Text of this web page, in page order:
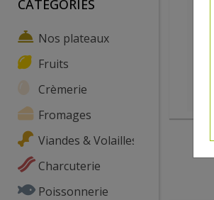
CATEGORIES
Nos plateaux
Fruits
Crèmerie
Fromages
Viandes & Volailles
Charcuterie
Poissonnerie